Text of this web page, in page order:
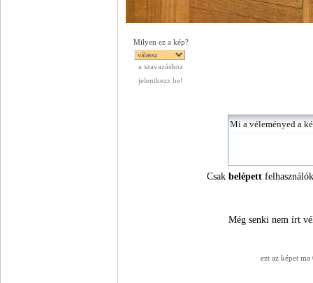
Milyen ez a kép?
a szavazáshoz
jelentkezz be!
Csakbelépett
Még senki nem írt
ezt az képet ma